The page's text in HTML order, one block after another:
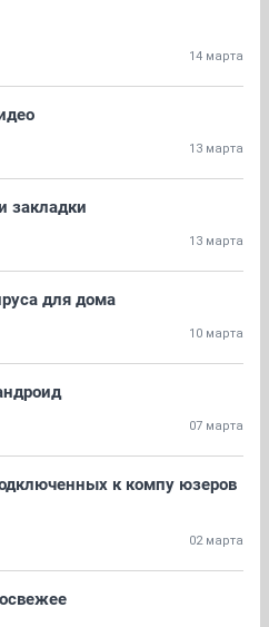
14 марта
13 марта
закладки
13 марта
для дома
10 марта
07 марта
к компу юзеров
02 марта